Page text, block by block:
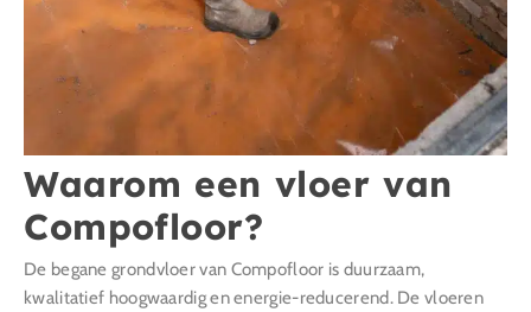
Waarom een vloer van
Compofloor?
De begane grondvloer van Compofloor is duurzaam,
kwalitatief hoogwaardig en energie-reducerend. De vloeren